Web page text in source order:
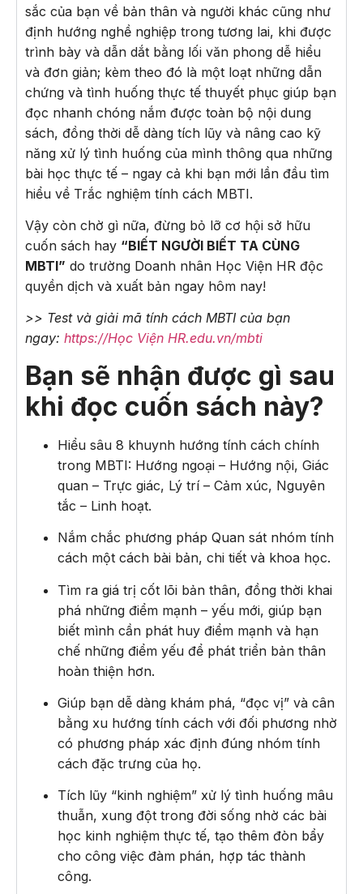
sắc của bạn về bản thân và người khác cũng như
định hướng nghề nghiệp trong tương lai, khi được
trình bày và dẫn dắt bằng lối văn phong dễ hiểu
và đơn giản; kèm theo đó là một loạt những dẫn
chứng và tình huống thực tế thuyết phục giúp bạn
đọc nhanh chóng nắm được toàn bộ nội dung
sách, đồng thời dễ dàng tích lũy và nâng cao kỹ
năng xử lý tình huống của mình thông qua những
bài học thực tế – ngay cả khi bạn mới lần đầu tìm
hiểu về Trắc nghiệm tính cách MBTI.
Vậy còn chờ gì nữa, đừng bỏ lỡ cơ hội sở hữu
cuốn sách hay “BIẾT NGƯỜI BIẾT TA CÙNG
MBTI” do trường Doanh nhân Học Viện HR độc
quyền dịch và xuất bản ngay hôm nay!
>> Test và giải mã tính cách MBTI của bạn
ngay: https://Học Viện HR.edu.vn/mbti
Bạn sẽ nhận được gì sau
khi đọc cuốn sách này?
Hiểu sâu 8 khuynh hướng tính cách chính
trong MBTI: Hướng ngoại – Hướng nội, Giác
quan – Trực giác, Lý trí – Cảm xúc, Nguyên
tắc – Linh hoạt.
Nắm chắc phương pháp Quan sát nhóm tính
cách một cách bài bản, chi tiết và khoa học.
Tìm ra giá trị cốt lõi bản thân, đồng thời khai
phá những điểm mạnh – yếu mới, giúp bạn
biết mình cần phát huy điểm mạnh và hạn
chế những điểm yếu để phát triển bản thân
hoàn thiện hơn.
Giúp bạn dễ dàng khám phá, “đọc vị” và cân
bằng xu hướng tính cách với đối phương nhờ
có phương pháp xác định đúng nhóm tính
cách đặc trưng của họ.
Tích lũy “kinh nghiệm” xử lý tình huống mâu
thuẫn, xung đột trong đời sống nhờ các bài
học kinh nghiệm thực tế, tạo thêm đòn bẩy
cho công việc đàm phán, hợp tác thành
công.